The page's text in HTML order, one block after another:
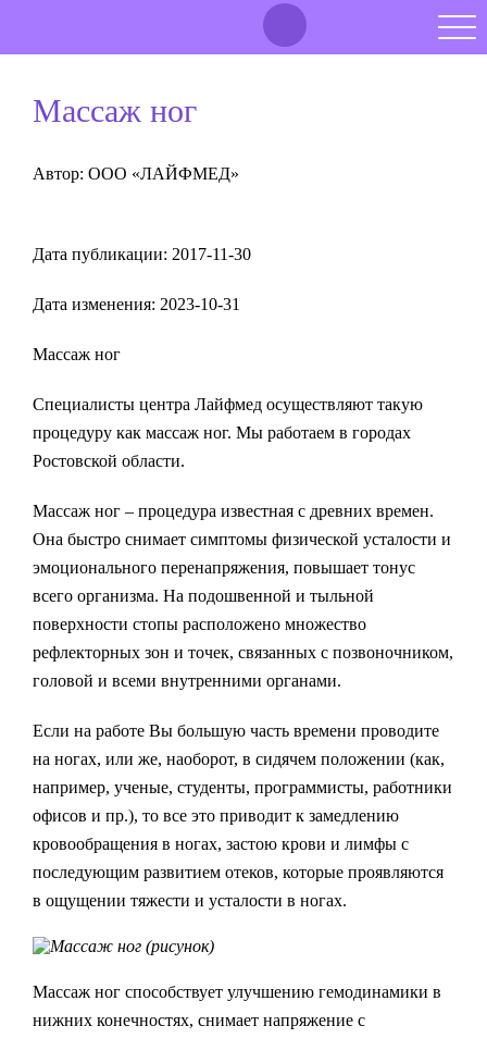
Массаж ног
Автор: ООО «ЛАЙФМЕД»
Дата публикации: 2017-11-30
Дата изменения: 2023-10-31
Массаж ног
Специалисты центра Лайфмед осуществляют такую
процедуру как массаж ног. Мы работаем в городах
Ростовской области.
Массаж ног – процедура известная с древних времен.
Она быстро снимает симптомы физической усталости и
эмоционального перенапряжения, повышает тонус
всего организма. На подошвенной и тыльной
поверхности стопы расположено множество
рефлекторных зон и точек, связанных с позвоночником,
головой и всеми внутренними органами.
Если на работе Вы большую часть времени проводите
на ногах, или же, наоборот, в сидячем положении (как,
например, ученые, студенты, программисты, работники
офисов и пр.), то все это приводит к замедлению
кровообращения в ногах, застою крови и лимфы с
последующим развитием отеков, которые проявляются
в ощущении тяжести и усталости в ногах.
Массаж ног способствует улучшению гемодинамики в
нижних конечностях, снимает напряжение с